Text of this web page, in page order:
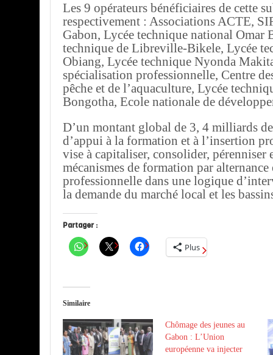
Les 9 opérateurs bénéficiaires de cette
respectivement : Associations ACTE,
Gabon, Lycée technique national Omar
technique de Libreville-Bikele, Lycée
Obiang, Lycée technique Nyonda
spécialisation professionnelle, Centre
pêche et de l’aquaculture, Lycée
Bongotha, Ecole nationale de
D’un montant global de 3, 4 milliards
d’appui à la formation et à l’insertion
vise à capitaliser, consolider, pérenniser
mécanismes de formation par alternance
professionnelle dans une logique
la demande du marché local et les
Partager :
Plus
Similaire
Chômage des jeunes au
Gabon : L’Union
européenne va injecter